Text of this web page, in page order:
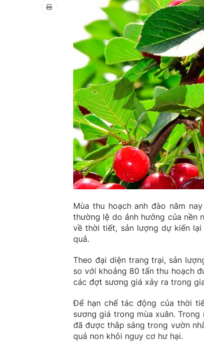
Mùa thu hoạch anh đào năm
thường lệ do ảnh hưởng của nền
về thời tiết, sản lượng dự kiến
quả.
Theo đại diện trang trại, sản
so với khoảng 80 tấn thu hoạch
các đợt sương giá xảy ra trong
Để hạn chế tác động của thời
sương giá trong mùa xuân.
đã được thắp sáng trong vườn
quả non khỏi nguy cơ hư hại.